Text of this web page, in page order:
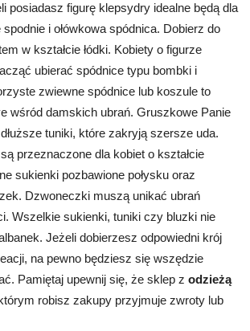
posiadasz figurę klepsydry idealne będą dla
i ołówkowa spódnica. Dobierz do
w kształcie łódki. Kobiety o figurze
ubierać spódnice typu bombki i
zwiewne spódnice lub koszule to
wśród damskich ubrań. Gruszkowe Panie
tuniki, które zakryją szersze uda.
przeznaczone dla kobiet o kształcie
sukienki pozbawione połysku oraz
Dzwoneczki muszą unikać ubrań
Wszelkie sukienki, tuniki czy bluzki nie
Jeżeli dobierzesz odpowiedni krój
na pewno będziesz się wszędzie
Pamiętaj upewnij się, że sklep z odzieżą
robisz zakupy przyjmuje zwroty lub